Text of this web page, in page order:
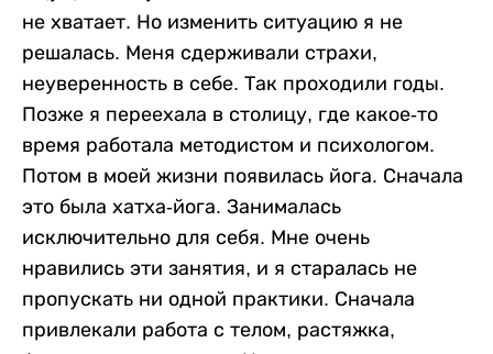
не хватает. Но изменить ситуацию я не
решалась. Меня сдерживали страхи,
неуверенность в себе. Так проходили годы.
Позже я переехала в столицу, где какое-то
время работала методистом и психологом.
Потом в моей жизни появилась йога. Сначала
это была хатха-йога. Занималась
исключительно для себя. Мне очень
нравились эти занятия, и я старалась не
пропускать ни одной практики. Сначала
привлекали работа с телом, растяжка,